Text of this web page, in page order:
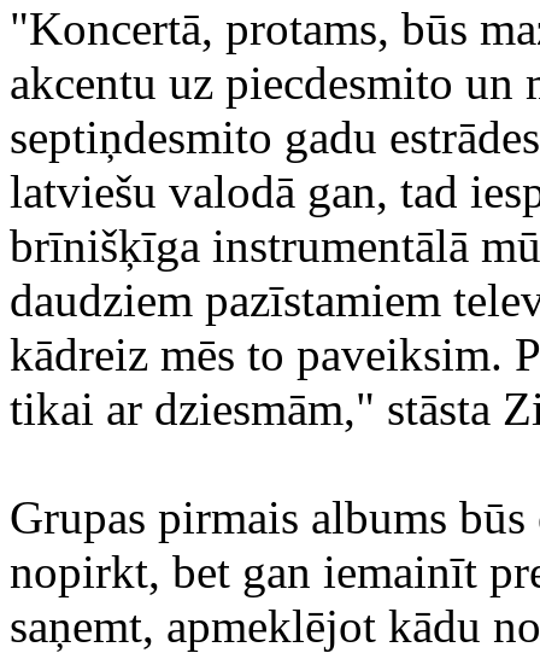
"Koncertā, protams, būs
akcentu uz piecdesmito un
septiņdesmito gadu
latviešu valodā gan, tad
brīnišķīga instrumentālā
daudziem pazīstamiem
kādreiz mēs to paveiksim.
tikai ar dziesmām," stāsta
Grupas pirmais albums
nopirkt, bet gan iemainīt
saņemt, apmeklējot kādu